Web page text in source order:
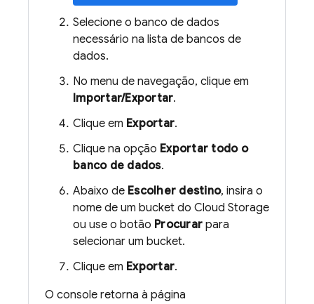
Selecione o banco de dados
necessário na lista de bancos de
dados.
No menu de navegação, clique em
Importar/Exportar.
Clique em Exportar.
Clique na opção Exportar todo o
banco de dados.
Abaixo de Escolher destino, insira o
nome de um bucket do Cloud Storage
ou use o botão Procurar para
selecionar um bucket.
Clique em Exportar.
O console retorna à página